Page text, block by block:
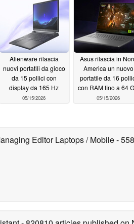
Alienware rilascia
nuovi portatili da gioco
da 15 pollici con
display da 165 Hz
05/15/2026
Asus rilascia in
America un nuovo
portatile da 16
con RAM fino a 64
05/15/2026
Editor Laptops / Mobile-